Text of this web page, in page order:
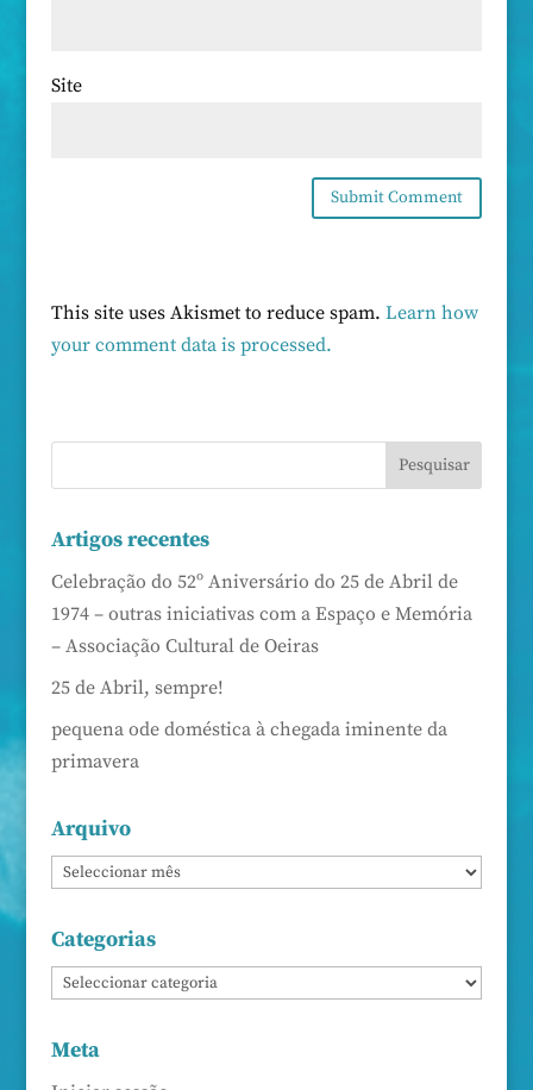
Site
This site uses Akismet to reduce spam. Learn how
your comment data is processed.
Artigos recentes
Celebração do 52º Aniversário do 25 de Abril de
1974 – outras iniciativas com a Espaço e Memória
– Associação Cultural de Oeiras
25 de Abril, sempre!
pequena ode doméstica à chegada iminente da
primavera
Arquivo
Categorias
Meta